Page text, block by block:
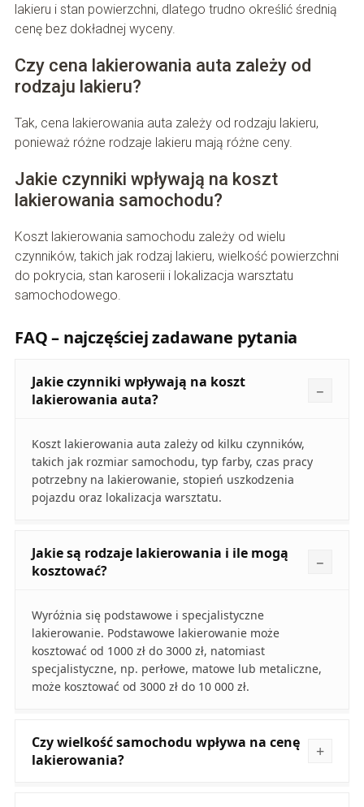
lakieru i stan powierzchni, dlatego trudno określić średnią
cenę bez dokładnej wyceny.
Czy cena lakierowania auta zależy od
rodzaju lakieru?
Tak, cena lakierowania auta zależy od rodzaju lakieru,
ponieważ różne rodzaje lakieru mają różne ceny.
Jakie czynniki wpływają na koszt
lakierowania samochodu?
Koszt lakierowania samochodu zależy od wielu
czynników, takich jak rodzaj lakieru, wielkość powierzchni
do pokrycia, stan karoserii i lokalizacja warsztatu
samochodowego.
FAQ – najczęściej zadawane pytania
Jakie czynniki wpływają na koszt
lakierowania auta?
Koszt lakierowania auta zależy od kilku czynników,
takich jak rozmiar samochodu, typ farby, czas pracy
potrzebny na lakierowanie, stopień uszkodzenia
pojazdu oraz lokalizacja warsztatu.
Jakie są rodzaje lakierowania i ile mogą
kosztować?
Wyróżnia się podstawowe i specjalistyczne
lakierowanie. Podstawowe lakierowanie może
kosztować od 1000 zł do 3000 zł, natomiast
specjalistyczne, np. perłowe, matowe lub metaliczne,
może kosztować od 3000 zł do 10 000 zł.
Czy wielkość samochodu wpływa na cenę
lakierowania?